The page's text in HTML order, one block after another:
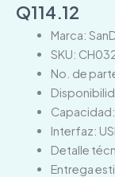
Q114.12
Marca:
SKU:
No. de
Interfaz:
Detalle
Entrega
SDCZ410-
032G-
G46EP
cantidad